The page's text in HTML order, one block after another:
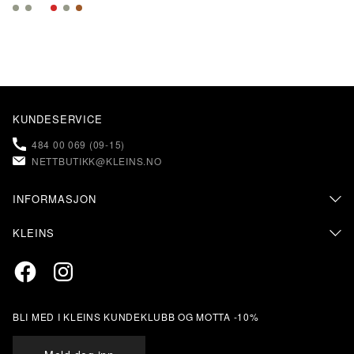
KUNDESERVICE
484 00 069 (09-15)
NETTBUTIKK@KLEINS.NO
INFORMASJON
FAQ – OFTE STILTE SPØRSMÅL
RETUR & BYTTE
KLEINS
BUTIKKER & ÅPNINGSTIDER
STØRRELSESANBEFALING
Facebook
Instagram
BLI MED I KLEINS KUNDEKLUBB OG MOTTA -10%